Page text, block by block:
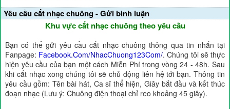
Yêu cầu cắt nhạc chuông - Gửi bình luận
Khu vực cắt nhạc chuông theo yêu cầu
Bạn có thể gửi yêu cầu cắt nhạc chuông thông qua tin nhắn tại
Fanpage: Facebook.Com/NhacChuong123Com/. Chúng tôi sẽ thực
hiện yêu cầu của bạn một cách Miễn Phí trong vòng 24 - 48h. Sau
khi cắt nhạc xong chúng tôi sẽ chủ động liên hệ tới bạn. Thông tin
yêu cầu gồm: Tên bài hát, Ca sĩ thể hiện, Giây bắt đầu và kết thúc
đoạn nhạc (Lưu ý: Chuông điện thoại chỉ reo khoảng 45 giây).